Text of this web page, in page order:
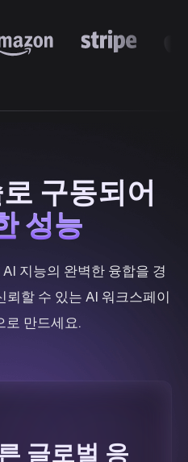
구동되어
성능
성능
지능의 완벽한 융합을 경
할 수 있는 AI 워크스페이
로 만드세요.
글로벌 응